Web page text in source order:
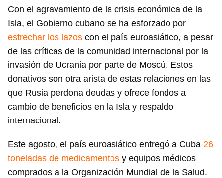
Con el agravamiento de la crisis económica de la
Isla, el Gobierno cubano se ha esforzado por
estrechar los lazos con el país euroasiático, a pesar
de las críticas de la comunidad internacional por la
invasión de Ucrania por parte de Moscú. Estos
donativos son otra arista de estas relaciones en las
que Rusia perdona deudas y ofrece fondos a
cambio de beneficios en la Isla y respaldo
internacional.
Este agosto, el país euroasiático entregó a Cuba 26
toneladas de medicamentos y equipos médicos
comprados a la Organización Mundial de la Salud.